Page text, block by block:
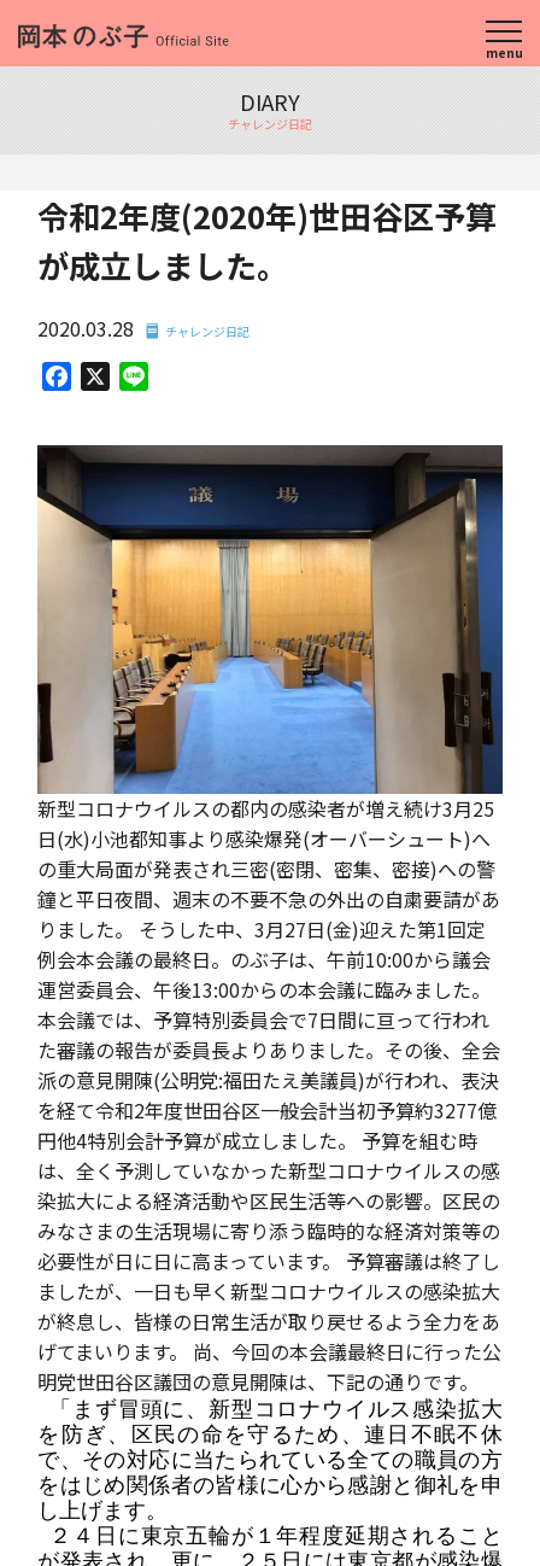
menu
DIARY
チャレンジ日記
令和2年度(2020年)世田谷区予算
が成立しました。
2020.03.28 チャレンジ日記
Facebook
新型コロナウイルスの都内の感染者が増え続け3月25
日(水)小池都知事より感染爆発(オーバーシュート)へ
の重大局面が発表され三密(密閉、密集、密接)への警
鐘と平日夜間、週末の不要不急の外出の自粛要請があ
りました。 そうした中、3月27日(金)迎えた第1回定
例会本会議の最終日。のぶ子は、午前10:00から議会
運営委員会、午後13:00からの本会議に臨みました。
本会議では、予算特別委員会で7日間に亘って行われ
た審議の報告が委員長よりありました。その後、全会
派の意見開陳(公明党:福田たえ美議員)が行われ、表決
を経て令和2年度世田谷区一般会計当初予算約3277億
円他4特別会計予算が成立しました。 予算を組む時
は、全く予測していなかった新型コロナウイルスの感
染拡大による経済活動や区民生活等への影響。区民の
みなさまの生活現場に寄り添う臨時的な経済対策等の
必要性が日に日に高まっています。 予算審議は終了し
ましたが、一日も早く新型コロナウイルスの感染拡大
が終息し、皆様の日常生活が取り戻せるよう全力をあ
げてまいります。 尚、今回の本会議最終日に行った公
明党世田谷区議団の意見開陳は、下記の通りです。
「 まず冒頭に 、新型コロナウイルス感染拡大
を防ぎ、区民の命を守るため、連日不眠不休
で、その対応に当たられている全ての職員の方
をはじめ関係者の皆様に心から感謝と 御礼を申
し上げます。
２４日に東京五輪が１年程度延期されること